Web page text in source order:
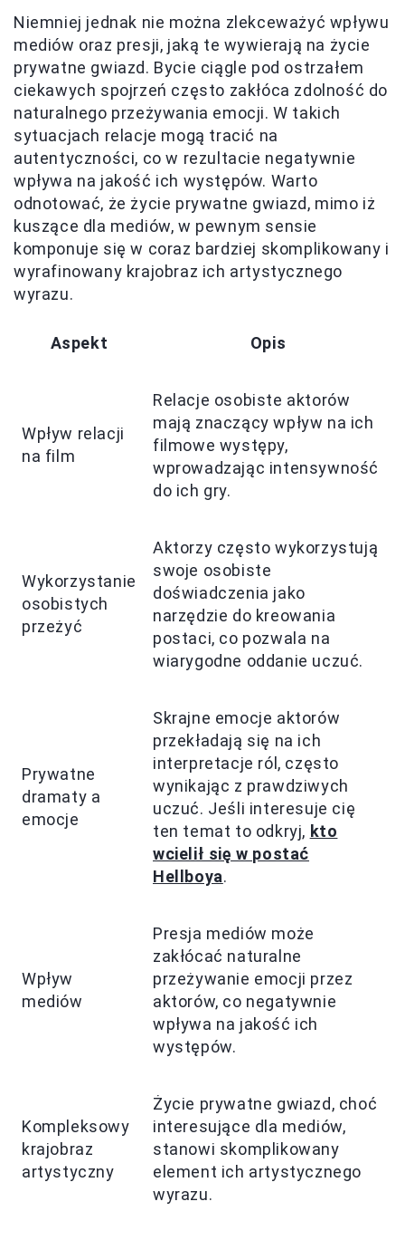
Niemniej jednak nie można zlekceważyć wpływu
mediów oraz presji, jaką te wywierają na życie
prywatne gwiazd. Bycie ciągle pod ostrzałem
ciekawych spojrzeń często zakłóca zdolność do
naturalnego przeżywania emocji. W takich
sytuacjach relacje mogą tracić na
autentyczności, co w rezultacie negatywnie
wpływa na jakość ich występów. Warto
odnotować, że życie prywatne gwiazd, mimo iż
kuszące dla mediów, w pewnym sensie
komponuje się w coraz bardziej skomplikowany i
wyrafinowany krajobraz ich artystycznego
wyrazu.
Aspekt Opis
Wpływ relacji
na film
Relacje osobiste aktorów
mają znaczący wpływ na ich
filmowe występy,
wprowadzając intensywność
do ich gry.
Wykorzystanie
osobistych
przeżyć
Aktorzy często wykorzystują
swoje osobiste
doświadczenia jako
narzędzie do kreowania
postaci, co pozwala na
wiarygodne oddanie uczuć.
Prywatne
dramaty a
emocje
Skrajne emocje aktorów
przekładają się na ich
interpretacje ról, często
wynikając z prawdziwych
uczuć. Jeśli interesuje cię
ten temat to odkryj, kto
wcielił się w postać
Hellboya.
Wpływ
mediów
Presja mediów może
zakłócać naturalne
przeżywanie emocji przez
aktorów, co negatywnie
wpływa na jakość ich
występów.
Kompleksowy
krajobraz
artystyczny
Życie prywatne gwiazd, choć
interesujące dla mediów,
stanowi skomplikowany
element ich artystycznego
wyrazu.